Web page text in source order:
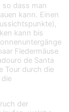
so dass man
kann. Einen
kann bis
Fledermäuse
de Santa
Tour durch die
der